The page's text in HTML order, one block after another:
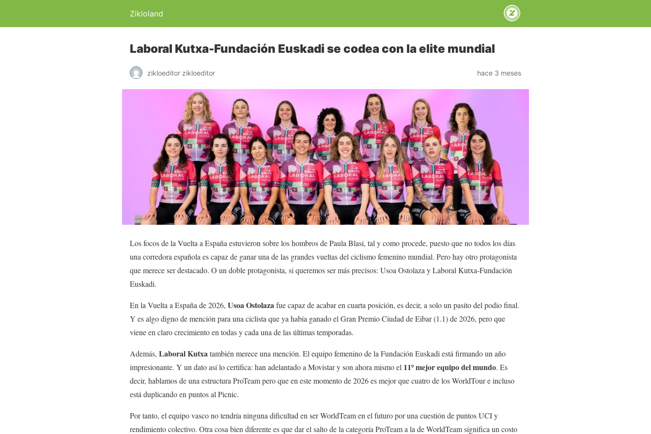
Zikloland
Laboral Kutxa-Fundación Euskadi se codea con la elite mundial
zikloeditor zikloeditor hace 3 meses
Los focos de la Vuelta a España estuvieron sobre los hombros de Paula Blasi, tal y como procede, puesto que no todos los días
una corredora española es capaz de ganar una de las grandes vueltas del ciclismo femenino mundial. Pero hay otro protagonista
que merece ser destacado. O un doble protagonista, si queremos ser más precisos: Usoa Ostolaza y Laboral Kutxa-Fundación
Euskadi.
En la Vuelta a España de 2026, Usoa Ostolazafue capaz de acabar en cuarta posición, es decir, a solo un pasito del podio final.
Y es algo digno de mención para una ciclista que ya había ganado el Gran Premio Ciudad de Eibar (1.1) de 2026, pero que
viene en claro crecimiento en todas y cada una de las últimas temporadas.
Además, Laboral Kutxatambién merece una mención. El equipo femenino de la Fundación Euskadi está firmando un año
impresionante. Y un dato así lo certifica: han adelantado a Movistar y son ahora mismo el 11º mejor equipo del mundo. Es
decir, hablamos de una estructura ProTeam pero que en este momento de 2026 es mejor que cuatro de los WorldTour e incluso
está duplicando en puntos al Picnic.
Por tanto, el equipo vasco no tendría ninguna dificultad en ser WorldTeam en el futuro por una cuestión de puntos UCI y
rendimiento colectivo. Otra cosa bien diferente es que dar el salto de la categoría ProTeam a la de WorldTeam significa un costo